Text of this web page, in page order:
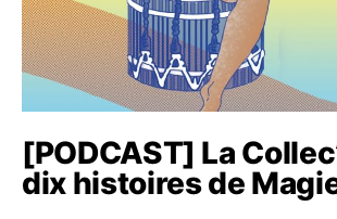
[PODCAST] La
dix histoires de